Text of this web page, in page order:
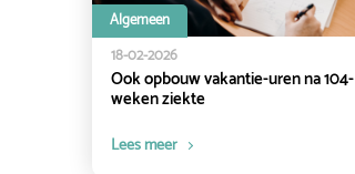
Algemeen
18-02-2026
Ook opbouw vakantie-uren na 104-
weken ziekte
Lees meer